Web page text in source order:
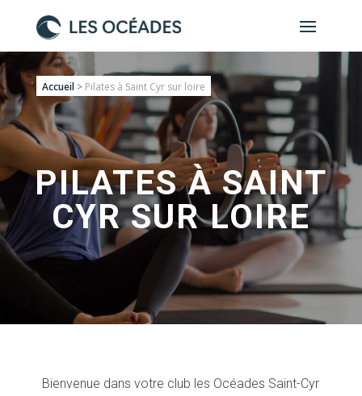
Accueil> Pilates à Saint Cyr sur loire
PILATES À SAINT
CYR SUR LOIRE
Bienvenue dans votre club les Océades Saint-Cyr